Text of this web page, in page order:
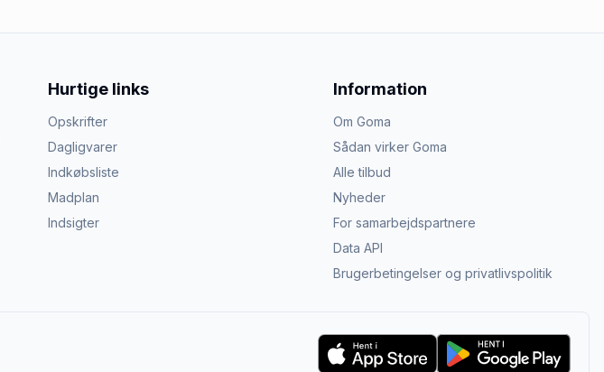
Hurtige links
Opskrifter
Dagligvarer
Indkøbsliste
Madplan
Indsigter
Information
Om Goma
Sådan virker Goma
Alle tilbud
Nyheder
For samarbejdspartnere
Data API
Brugerbetingelser og privatlivspolitik